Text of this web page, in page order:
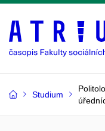
Studium